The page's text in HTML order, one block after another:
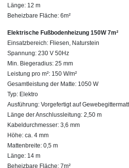
Länge: 12 m
Beheizbare Fläche: 6m²
Elektrische Fußbodenheizung 150W 7m²
Einsatzbereich: Fliesen, Naturstein
Spannung: 230 V 50Hz
Min. Biegeradius: 25 mm
Leistung pro m²: 150 W/m²
Gesamtleistung der Matte: 1050 W
Typ: Elektro
Ausführung: Vorgefertigt auf
Länge der Anschlussleitung: 2,50 m
Kabeldurchmesser: 3,6 mm
Höhe: ca. 4 mm
Mattenbreite: 0,5 m
Länge: 14 m
Beheizbare Fläche: 7m²